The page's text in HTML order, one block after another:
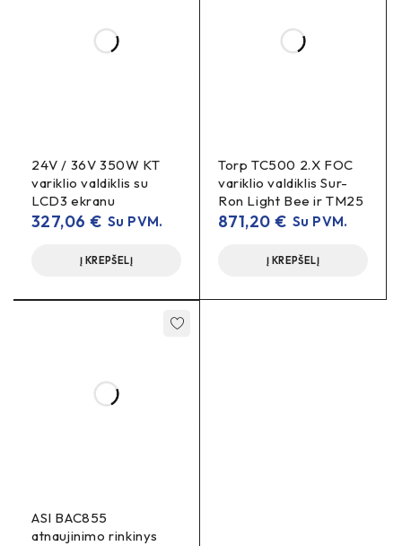
24V / 36V 350W KT
variklio valdiklis su
LCD3 ekranu
327,06 € Su PVM.
Į KREPŠELĮ
Torp TC500 2.X FOC
variklio valdiklis Sur-
Ron Light Bee ir TM25
871,20 € Su PVM.
Į KREPŠELĮ
ASI BAC855
atnaujinimo rinkinys